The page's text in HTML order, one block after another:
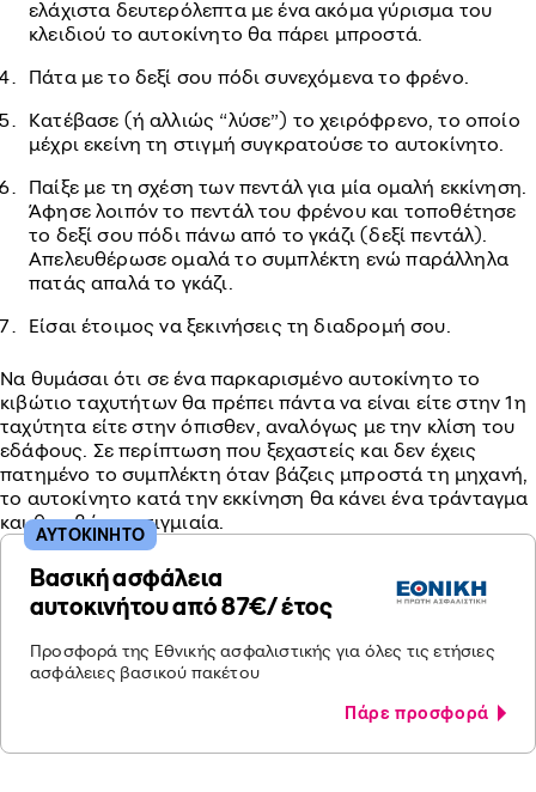
ελάχιστα δευτερόλεπτα με ένα ακόμα γύρισμα του
κλειδιού το αυτοκίνητο θα πάρει μπροστά.
Πάτα με το δεξί σου πόδι συνεχόμενα το φρένο.
Κατέβασε (ή αλλιώς “λύσε”) το χειρόφρενο, το οποίο
μέχρι εκείνη τη στιγμή συγκρατούσε το αυτοκίνητο.
Παίξε με τη σχέση των πεντάλ για μία ομαλή εκκίνηση.
Άφησε λοιπόν το πεντάλ του φρένου και τοποθέτησε
το δεξί σου πόδι πάνω από το γκάζι (δεξί πεντάλ).
Απελευθέρωσε ομαλά το συμπλέκτη ενώ παράλληλα
πατάς απαλά το γκάζι.
Είσαι έτοιμος να ξεκινήσεις τη διαδρομή σου.
Να θυμάσαι ότι σε ένα παρκαρισμένο αυτοκίνητο το
κιβώτιο ταχυτήτων θα πρέπει πάντα να είναι είτε στην 1η
ταχύτητα είτε στην όπισθεν, αναλόγως με την κλίση του
εδάφους. Σε περίπτωση που ξεχαστείς και δεν έχεις
πατημένο το συμπλέκτη όταν βάζεις μπροστά τη μηχανή,
το αυτοκίνητο κατά την εκκίνηση θα κάνει ένα τράνταγμα
και θα σβήσει στιγμιαία.
Βασική ασφάλεια
αυτοκινήτου από 87€/ έτος
Προσφορά της Εθνικής ασφαλιστικής για όλες τις ετήσιες
ασφάλειες βασικού πακέτου
Πάρε προσφορά
ΑΥΤΟΚΙΝΗΤΟ